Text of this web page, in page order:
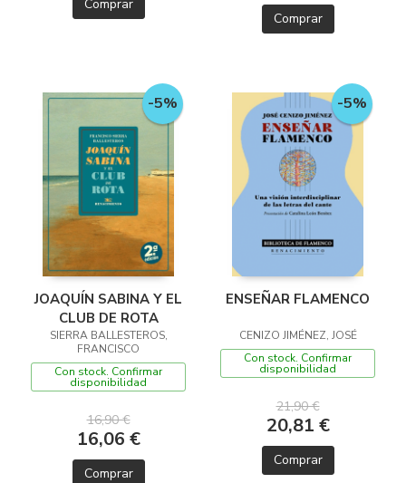
Comprar
Comprar
-5%
JOAQUÍN SABINA Y EL
CLUB DE ROTA
SIERRA BALLESTEROS,
FRANCISCO
Con stock. Confirmar
disponibilidad
16,90 €
16,06 €
Comprar
-5%
ENSEÑAR FLAMENCO
CENIZO JIMÉNEZ, JOSÉ
Con stock. Confirmar
disponibilidad
21,90 €
20,81 €
Comprar